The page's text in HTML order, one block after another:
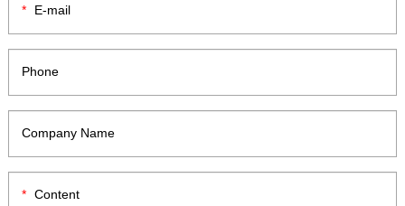
E-mail
Phone
Company Name
Content